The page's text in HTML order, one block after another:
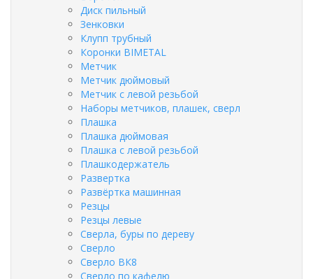
Диск пильный
Зенковки
Клупп трубный
Коронки BIMETAL
Метчик
Метчик дюймовый
Метчик с левой резьбой
Наборы метчиков, плашек, сверл
Плашка
Плашка дюймовая
Плашка с левой резьбой
Плашкодержатель
Развертка
Развёртка машинная
Резцы
Резцы левые
Сверла, буры по дереву
Сверло
Сверло ВК8
Сверло по кафелю